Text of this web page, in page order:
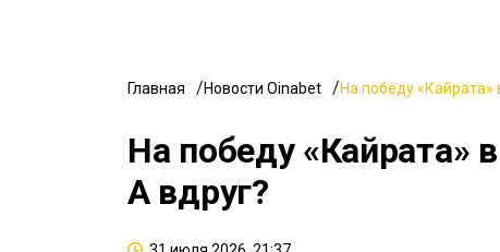
Главная Новости Oinabet На победу «Кайрата»
На победу «Кайрата»
А вдруг?